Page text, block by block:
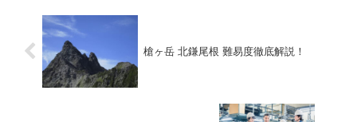
槍ヶ岳 北鎌尾根 難易度徹底解説！